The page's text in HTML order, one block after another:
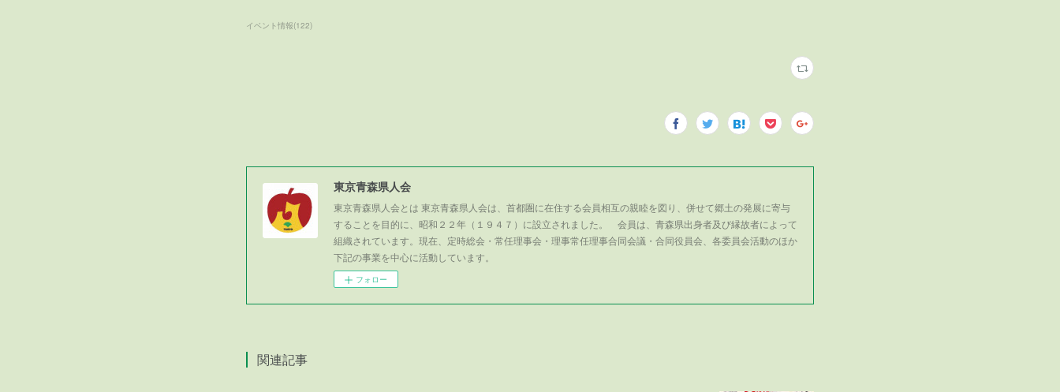
イベント情報(122)
東京青森県人会
東京青森県人会とは 東京青森県人会は、首都圏に在住する会員相互の親睦を図り、併せて郷土の発展に寄与
することを目的に、昭和２２年（１９４７）に設立されました。 会員は、青森県出身者及び縁故者によって
組織されています。現在、定時総会・常任理事会・理事常任理事合同会議・合同役員会、各委員会活動のほか
下記の事業を中心に活動しています。
フォロー
関連記事